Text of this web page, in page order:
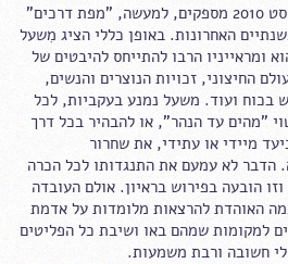
דבריו של משעל בראיון מאוגוסט 2010 מספקים, למעשה, "מפת דרכים"
האחרונות. באופן כללי הציג מִשעל
ומראייניו הרבו להתייחס להיבטים של
החיצוני, זכויות הנוצרים והנשים,
בכוח ועוד. משעל נמנע בעקביות, לכל
"מהים עד הנהר", או להבהיר בכל דרך
מיידי או עתידי, את שחרור
הדבר לא עמעם את התנגדותו לכל הכרה
הובעה בפירוש בראיון. אולם העובדה
האוהדת להרצאות מלומדות על אדמת
למקומות שמהם באו ושיבת כל הפליטים
חשובה ורבת משמעות.